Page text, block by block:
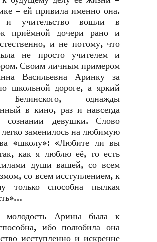
– ей привила именно она.
учительство вошли в
приёмной дочери рано и
и не потому, что
не просто учителем и
Своим личным примером
Васильевна Аринку за
школьной дороге, а яркий
Белинского, однажды
в кино, раз и навсегда
девушки. Слово
легко заменилось на любимую
«школу»: «Любите ли вы
как я люблю её, то есть
души вашей, со всем
со всем исступлением, к
только способна пылкая
молодость Арины была к
ибо полюбила она
исступленно и искренне